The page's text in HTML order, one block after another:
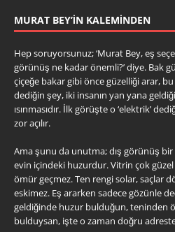
MURAT BEY’IN KALEMINDEN
Hep soruyorsunuz; ‘Murat Bey, eş
görünüş ne kadar önemli?’ diye. Bak
çiçeğe bakar gibi önce güzelliği arar,
dediğin şey, iki insanın yan yana
ısınmasıdır. İlk görüşte o ‘elektrik’
zor açılır.
Ama şunu da unutma; dış görünüş
evin içindeki huzurdur. Vitrin çok
ömür geçmez. Ten rengi solar, saçlar
eskimez. Eş ararken sadece gözünle
geldiğinde huzur bulduğun, teninden
bulduysan, işte o zaman doğru